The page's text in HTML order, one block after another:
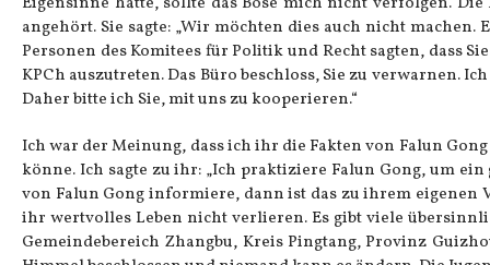
angehört. Sie sagte: „Wir möchten dies auch nicht
Personen des Komitees für Politik und Recht sagten, dass
KPCh auszutreten. Das Büro beschloss, Sie zu verwarnen.
Daher bitte ich Sie, mit uns zu kooperieren.“
Ich war der Meinung, dass ich ihr die Fakten von Falun
könne. Ich sagte zu ihr: „Ich praktiziere Falun Gong, um
von Falun Gong informiere, dann ist das zu ihrem
ihr wertvolles Leben nicht verlieren. Es gibt viele
Gemeindebereich Zhangbu, Kreis Pingtang, Provinz